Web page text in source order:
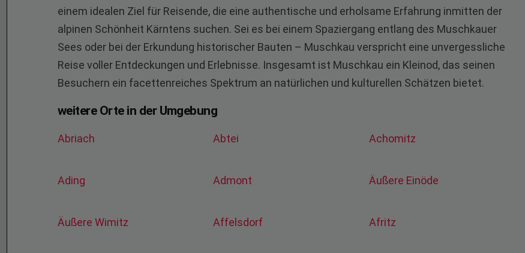
einem idealen Ziel für Reisende, die eine authentische und erholsame Erfahrung inmitten der
alpinen Schönheit Kärntens suchen. Sei es bei einem Spaziergang entlang des Muschkauer
Sees oder bei der Erkundung historischer Bauten – Muschkau verspricht eine unvergessliche
Reise voller Entdeckungen und Erlebnisse. Insgesamt ist Muschkau ein Kleinod, das seinen
Besuchern ein facettenreiches Spektrum an natürlichen und kulturellen Schätzen bietet.
weitere Orte in der Umgebung
Abriach Abtei Achomitz
Ading Admont Äußere Einöde
Äußere Wimitz Affelsdorf Afritz